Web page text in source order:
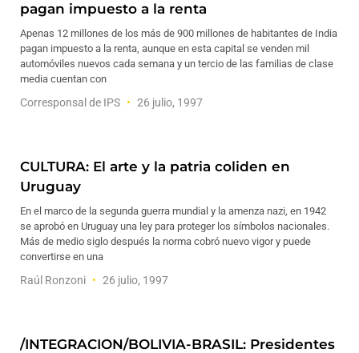
pagan impuesto a la renta
Apenas 12 millones de los más de 900 millones de habitantes de India
pagan impuesto a la renta, aunque en esta capital se venden mil
automóviles nuevos cada semana y un tercio de las familias de clase
media cuentan con
Corresponsal de IPS 26 julio, 1997
CULTURA: El arte y la patria coliden en
Uruguay
En el marco de la segunda guerra mundial y la amenza nazi, en 1942
se aprobó en Uruguay una ley para proteger los símbolos nacionales.
Más de medio siglo después la norma cobró nuevo vigor y puede
convertirse en una
Raúl Ronzoni 26 julio, 1997
/INTEGRACION/BOLIVIA-BRASIL: Presidentes